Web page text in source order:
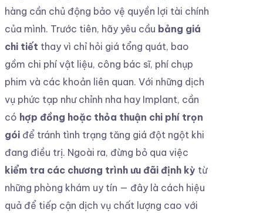
hàng cần chủ động bảo vệ quyền lợi tài chính
của mình. Trước tiên, hãy yêu cầu bảng giá
chi tiết thay vì chỉ hỏi giá tổng quát, bao
gồm chi phí vật liệu, công bác sĩ, phí chụp
phim và các khoản liên quan. Với những dịch
vụ phức tạp như chỉnh nha hay Implant, cần
có hợp đồng hoặc thỏa thuận chi phí trọn
gói để tránh tình trạng tăng giá đột ngột khi
đang điều trị. Ngoài ra, đừng bỏ qua việc
kiểm tra các chương trình ưu đãi định kỳ từ
những phòng khám uy tín — đây là cách hiệu
quả để tiếp cận dịch vụ chất lượng cao với